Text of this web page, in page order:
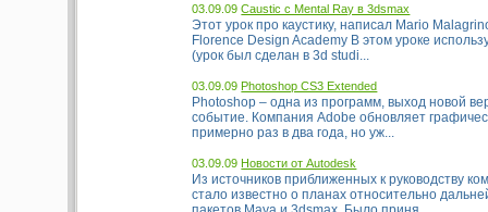
03.09.09Caustic с Mental Ray в 3dsmax
Этот урок про каустику, написал Mario
Florence Design Academy В этом уроке
(урок был сделан в 3d studi...
03.09.09 Photoshop CS3 Extended
Photoshop – одна из программ, выход новой
событие. Компания Adobe обновляет
примерно раз в два года, но уж...
03.09.09 Новости от Autodesk
Из источников приближенных к руководству
стало известно о планах относительно